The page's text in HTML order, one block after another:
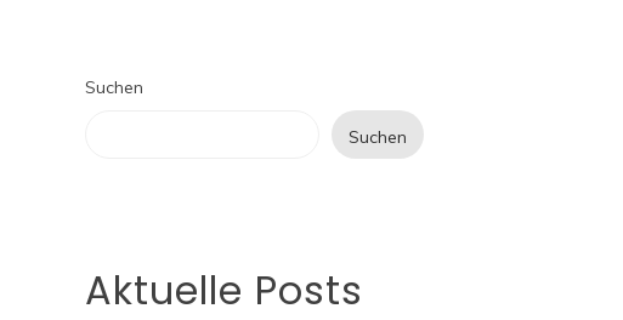
Suchen
Suchen
Aktuelle Posts